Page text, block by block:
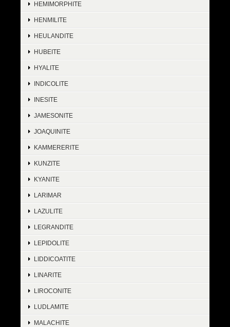
HEMIMORPHITE
HENMILITE
HEULANDITE
HUBEITE
HYALITE
INDICOLITE
INESITE
JAMESONITE
JOAQUINITE
KAMMERERITE
KUNZITE
KYANITE
LARIMAR
LAZULITE
LEGRANDITE
LEPIDOLITE
LIDDICOATITE
LINARITE
LIROCONITE
LUDLAMITE
MALACHITE